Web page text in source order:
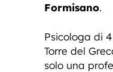
Formisano.
Psicologa di
Torre del
solo una